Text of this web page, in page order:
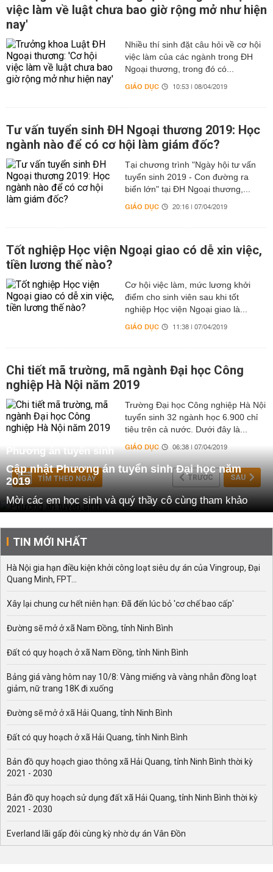
việc làm về luật chưa bao giờ rộng mở như hiện
nay'
Nhiều thí sinh đặt câu hỏi về cơ hội
việc làm của các ngành trong ĐH
Ngoại thương, trong đó có...
GIÁO DỤC 10:53 | 08/04/2019
Tư vấn tuyển sinh ĐH Ngoại thương 2019: Học
ngành nào để có cơ hội làm giám đốc?
Tại chương trình "Ngày hội tư vấn
tuyển sinh 2019 - Con đường ra
biển lớn" tại ĐH Ngoại thương,...
GIÁO DỤC 20:16 | 07/04/2019
Tốt nghiệp Học viện Ngoại giao có dễ xin việc,
tiền lương thế nào?
Cơ hội việc làm, mức lương khởi
điểm cho sinh viên sau khi tốt
nghiệp Học viện Ngoại giao là...
GIÁO DỤC 11:38 | 07/04/2019
Chi tiết mã trường, mã ngành Đại học Công
nghiệp Hà Nội năm 2019
Trường Đại học Công nghiệp Hà Nội
tuyển sinh 32 ngành học 6.900 chỉ
tiêu trên cả nước. Dưới đây là...
GIÁO DỤC 06:38 | 07/04/2019
TÌM THEO NGÀY TRƯỚC SAU
Phương án tuyển sinh
Cập nhật Phương án tuyển sinh Đại học năm
2019
Mời các em học sinh và quý thầy cô cùng tham khảo
Phương án tuyển sinh Đại học năm 2019của các
trường Đại học trên cả nước. Theo đó, những điểm mới,
những điểm thay đổi về phương án tuyển sinh cũng như
thông tin mới nhất liên quan đến kỳ tuyển sinh Đại học
2019 sẽ được liên tục cập nhật tại chuyên mục này.
Ngoài ra, hệ thống những Đề thi thử,
THPT quốc giađược bộ Giáo dục và Đào tạo công bố
các em thí sinh và quý thầy cô tham khảo, chuẩn bị tốt
TIN MỚI NHẤT
Hà Nội gia hạn điều kiện khởi công loạt siêu dự án của Vingroup, Đại
Quang Minh, FPT...
Xây lại chung cư hết niên hạn: Đã đến lúc bỏ 'cơ chế bao cấp'
Đường sẽ mở ở xã Nam Đồng, tỉnh Ninh Bình
Đất có quy hoạch ở xã Nam Đồng, tỉnh Ninh Bình
Bảng giá vàng hôm nay 10/8: Vàng miếng và vàng nhẫn đồng loạt
giảm, nữ trang 18K đi xuống
Đường sẽ mở ở xã Hải Quang, tỉnh Ninh Bình
Đất có quy hoạch ở xã Hải Quang, tỉnh Ninh Bình
Bản đồ quy hoạch giao thông xã Hải Quang, tỉnh Ninh Bình thời kỳ
2021 - 2030
Bản đồ quy hoạch sử dụng đất xã Hải Quang, tỉnh Ninh Bình thời kỳ
2021 - 2030
Everland lãi gấp đôi cùng kỳ nhờ dự án Vân Đồn